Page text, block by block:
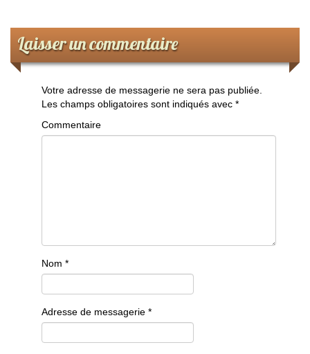
Laisser un commentaire
Votre adresse de messagerie ne sera pas publiée.
Les champs obligatoires sont indiqués avec *
Commentaire
Nom *
Adresse de messagerie *